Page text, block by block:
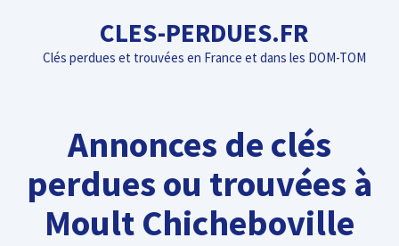
contenu
CLES-PERDUES.FR
Clés perdues et trouvées en France et dans les DOM-TOM
Annonces de clés
perdues ou trouvées à
Moult Chicheboville